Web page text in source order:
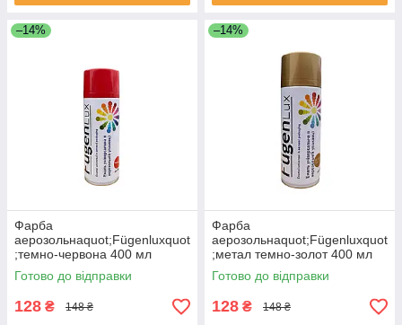
–14%
Фарба
аерозольнаquot;Fügenluxquot
;темно-червона 400 мл
ЕКОБОКС
Готово до відправки
128 ₴ 148 ₴
–14%
Фарба
аерозольнаquot;Fügenluxquot
;метал темно-золот 400 мл
ЕКОБОКС
Готово до відправки
128 ₴ 148 ₴